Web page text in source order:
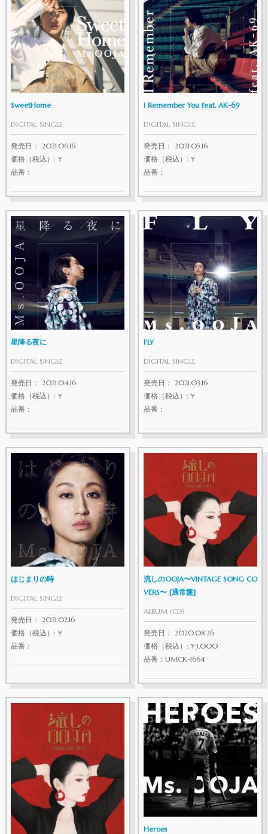
SweetHome
DIGITAL SINGLE
発売日： 2021.06.16
価格（税込）: ¥
品番：
I Remember You feat. AK-69
DIGITAL SINGLE
発売日： 2021.05.16
価格（税込）: ¥
品番：
星降る夜に
DIGITAL SINGLE
発売日： 2021.04.16
価格（税込）: ¥
品番：
FLY
DIGITAL SINGLE
発売日： 2021.03.16
価格（税込）: ¥
品番：
はじまりの時
DIGITAL SINGLE
発売日： 2021.02.16
価格（税込）: ¥
品番：
流しのOOJA〜VINTAGE SONG CO
VERS〜 [通常盤]
ALBUM (CD)
発売日： 2020.08.26
価格（税込）: ¥3,000
品番：UMCK-1664
Heroes